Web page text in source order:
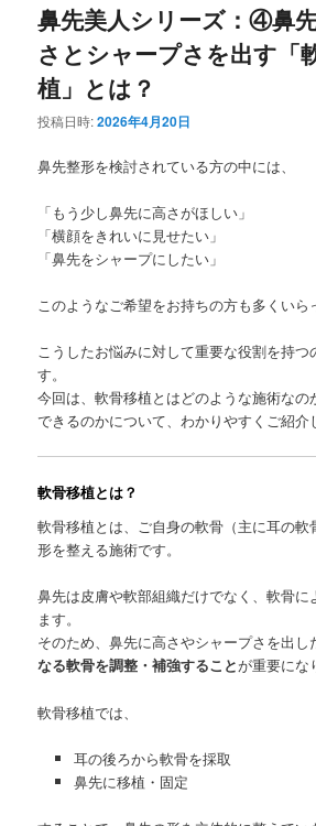
鼻先美人シリーズ：④鼻
さとシャープさを出す「
植」とは？
投稿日時:2026年4月20日
鼻先整形を検討されている方の中には、
「もう少し鼻先に高さがほしい」
「横顔をきれいに見せたい」
「鼻先をシャープにしたい」
このようなご希望をお持ちの方も多くいら
こうしたお悩みに対して重要な役割を持
す。
今回は、軟骨移植とはどのような施術な
できるのかについて、わかりやすくご紹介
軟骨移植とは？
軟骨移植とは、ご自身の軟骨（主に耳の
形を整える施術です。
鼻先は皮膚や軟部組織だけでなく、軟骨
ます。
そのため、鼻先に高さやシャープさを出し
なる軟骨を調整・補強することが重要にな
軟骨移植では、
耳の後ろから軟骨を採取
鼻先に移植・固定